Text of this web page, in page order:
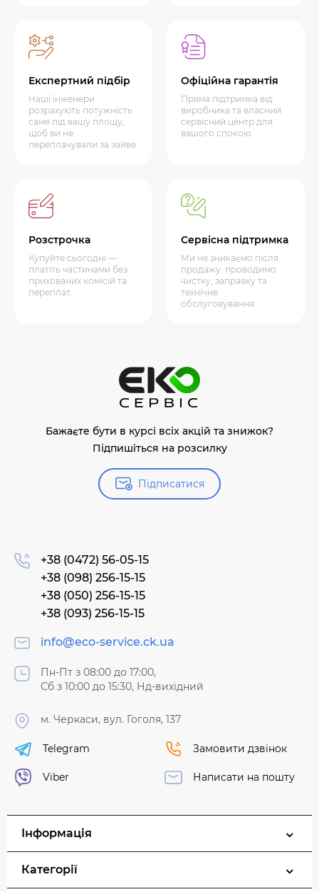
Експертний підбір
Наші інженери
розрахують потужність
саме під вашу площу,
щоб ви не
переплачували за зайве.
Офіційна гарантія
Пряма підтримка від
виробника та власний
сервісний центр для
вашого спокою.
Розстрочка
Купуйте сьогодні —
платіть частинами без
прихованих комісій та
переплат.
Сервісна підтримка
Ми не зникаємо після
продажу: проводимо
чистку, заправку та
технічне
обслуговування
Бажаєте бути в курсі всіх акцій та знижок?
Підпишіться на розсилку
Підписатися
+38 (0472) 56-05-15
+38 (098) 256-15-15
+38 (050) 256-15-15
+38 (093) 256-15-15
info@eco-service.ck.ua
Пн-Пт з 08:00 до 17:00,
Сб з 10:00 до 15:30, Нд-вихідний
м. Черкаси, вул. Гоголя, 137
Telegram
Viber
Замовити дзвінок
Написати на пошту
Інформація
Категорії